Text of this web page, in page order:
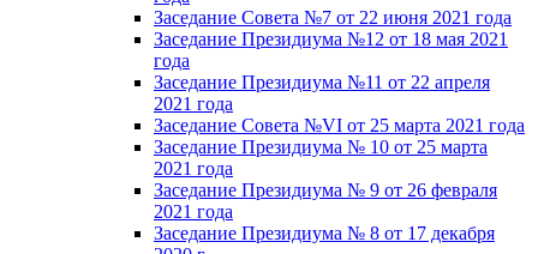
Заседание Совета №7 от 22 июня 2021 года
Заседание Президиума №12 от 18 мая 2021
года
Заседание Президиума №11 от 22 апреля
2021 года
Заседание Совета №VI от 25 марта 2021 года
Заседание Президиума № 10 от 25 марта
2021 года
Заседание Президиума № 9 от 26 февраля
2021 года
Заседание Президиума № 8 от 17 декабря